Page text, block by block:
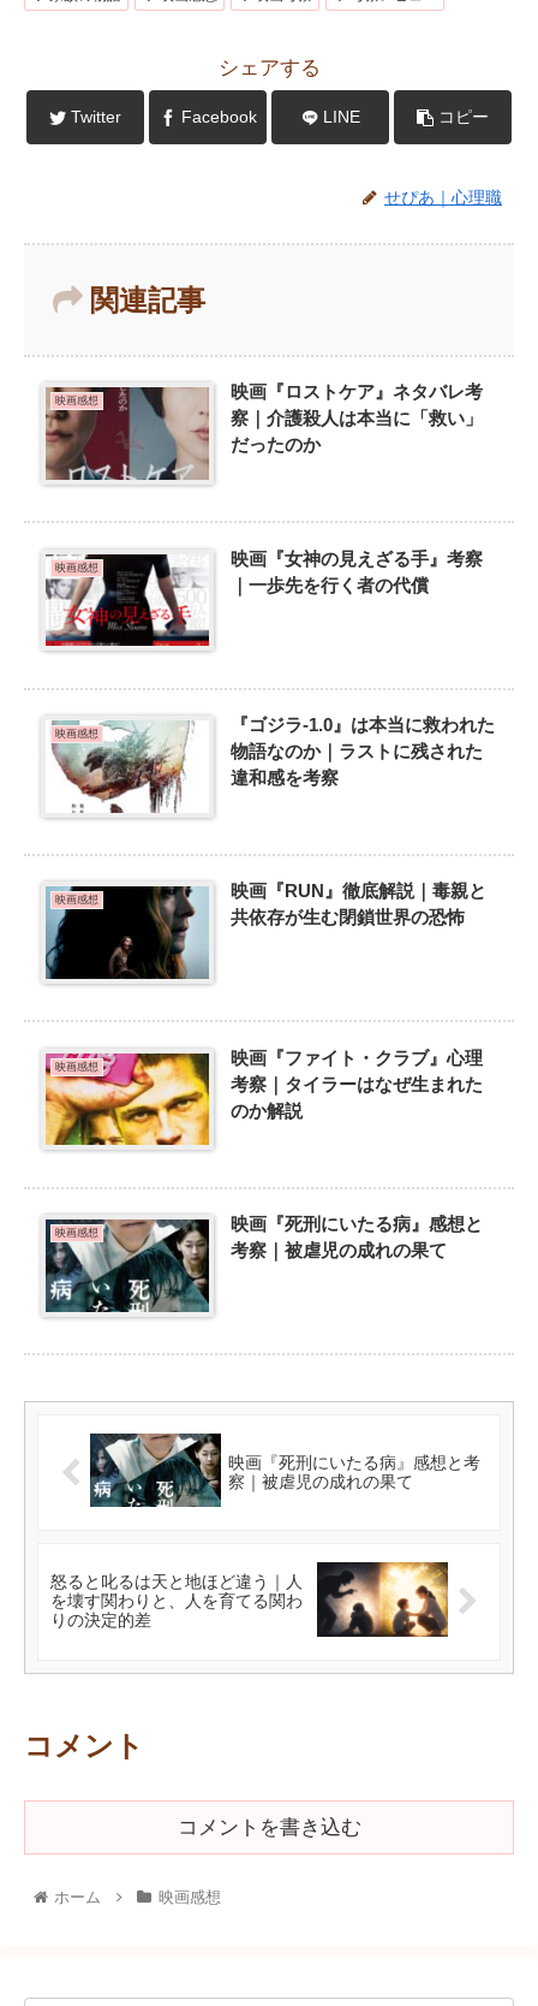
シェアする
Twitter Facebook LINE コピー
せぴあ｜心理職
関連記事
映画感想
映画『ロストケア』ネタバレ考
察｜介護殺人は本当に「救い」
だったのか
映画感想
映画『女神の見えざる手』考察
｜一歩先を行く者の代償
映画感想
『ゴジラ-1.0』は本当に救われた
物語なのか｜ラストに残された
違和感を考察
映画感想
映画『RUN』徹底解説｜毒親と
共依存が生む閉鎖世界の恐怖
映画感想
映画『ファイト・クラブ』心理
考察｜タイラーはなぜ生まれた
のか解説
映画感想
映画『死刑にいたる病』感想と
考察｜被虐児の成れの果て
映画『死刑にいたる病』感想と考
察｜被虐児の成れの果て
怒ると叱るは天と地ほど違う｜人
を壊す関わりと、人を育てる関わ
りの決定的差
コメント
コメントを書き込む
ホーム 映画感想